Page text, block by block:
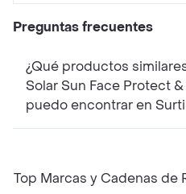
Preguntas frecuentes
¿Qué productos
Solar Sun Face Protect
puedo encontrar en
Top Marcas y Cadenas de